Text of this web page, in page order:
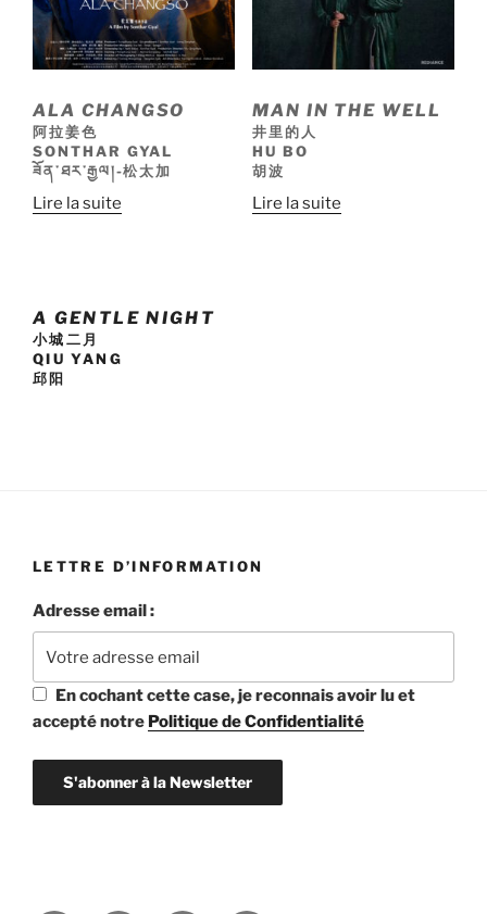
ALA CHANGSO
阿拉姜色
SONTHAR GYAL
ཟོན་ཐར་རྒྱལ།-松太加
Lire la suite
MAN IN THE WELL
井里的人
HU BO
胡波
Lire la suite
A GENTLE NIGHT
小城二月
QIU YANG
邱阳
LETTRE D’INFORMATION
Adresse email :
En cochant cette case, je reconnais avoir lu et
accepté notre Politique de Confidentialité